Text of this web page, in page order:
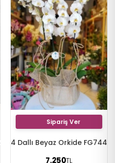
Sipariş Ver
4 Dallı Beyaz Orkide FG744
7.250TL